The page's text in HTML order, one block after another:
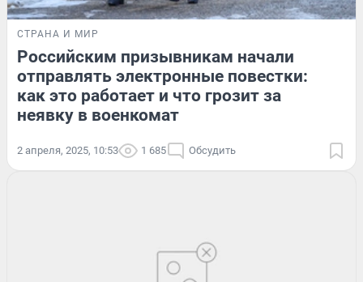
СТРАНА И МИР
Российским призывникам начали
отправлять электронные повестки:
как это работает и что грозит за
неявку в военкомат
2 апреля, 2025, 10:53 1 685 Обсудить